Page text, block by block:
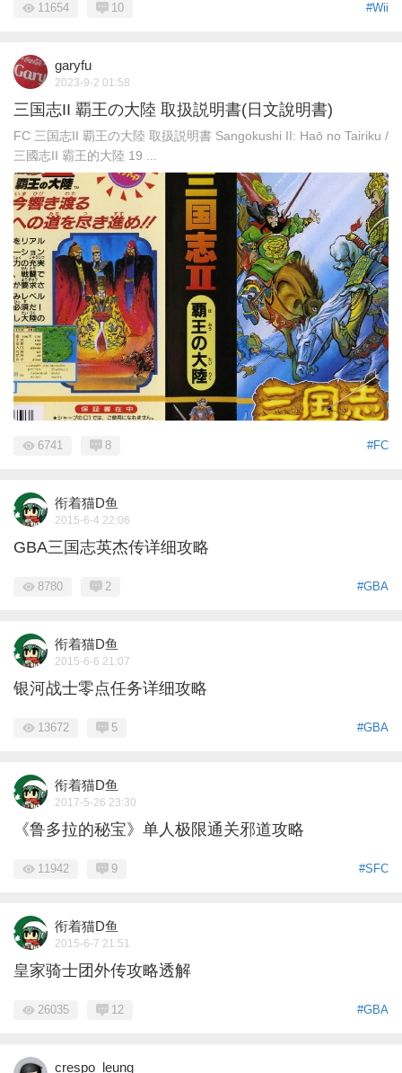
#Wii
11654 10
garyfu
2023-9-2 01:58
三国志II 覇王の大陸 取扱説明書(日文說明書)
FC 三国志II 覇王の大陸 取扱説明書 Sangokushi II: Haō no Tairiku /
三國志II 霸王的大陸 19 ...
#FC
6741 8
衔着猫D鱼
2015-6-4 22:06
GBA三国志英杰传详细攻略
#GBA
8780 2
衔着猫D鱼
2015-6-6 21:07
银河战士零点任务详细攻略
#GBA
13672 5
衔着猫D鱼
2017-5-26 23:30
《鲁多拉的秘宝》单人极限通关邪道攻略
#SFC
11942 9
衔着猫D鱼
2015-6-7 21:51
皇家骑士团外传攻略透解
#GBA
26035 12
crespo_leung